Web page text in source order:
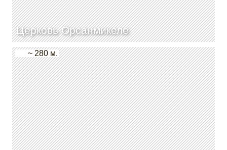
Церковь Орсанмикеле
~ 280 м.